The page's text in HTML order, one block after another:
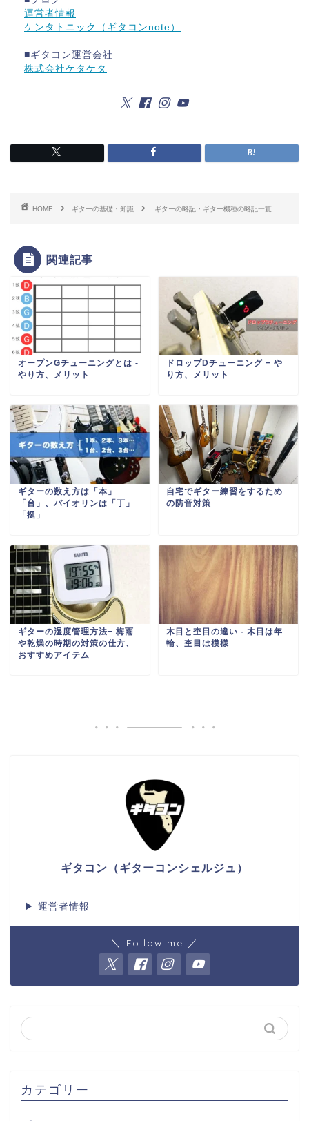
運営者情報
ケンタトニック（ギタコンnote）
■ギタコン運営会社
株式会社ケタケタ
HOME ギターの基礎・知識 ギターの略記・ギター機種の略記一覧
関連記事
オープンGチューニングとは -
やり方、メリット
ドロップDチューニング − や
り方、メリット
ギターの数え方は「本」
「台」、バイオリンは「丁」
「挺」
自宅でギター練習をするため
の防音対策
ギターの湿度管理方法− 梅雨
や乾燥の時期の対策の仕方、
おすすめアイテム
木目と杢目の違い ‐ 木目は年
輪、杢目は模様
ギタコン（ギターコンシェルジュ）
▶ 運営者情報
＼ Follow me ／
カテゴリー